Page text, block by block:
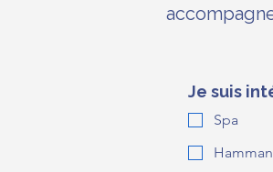
Je suis
Spa
Hamman